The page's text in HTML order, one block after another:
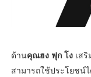
ด้านคุณฮง ฟุก โง เส
สามารถใช้ประโยชน์